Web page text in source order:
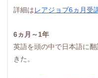
詳細はレアジョブ6ヵ月受
6ヵ月～1年
英語を頭の中で日本語に
きた。